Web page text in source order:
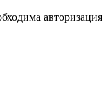
авторизация